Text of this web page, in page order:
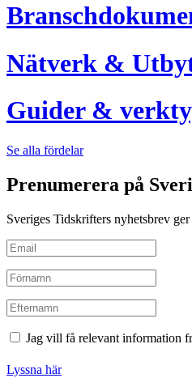
Nätverk &
Guider &
Se alla fördelar
Prenumerera på
Sveriges Tidskrifters nyhetsbrev
Jag vill få relevant information
Lyssna här